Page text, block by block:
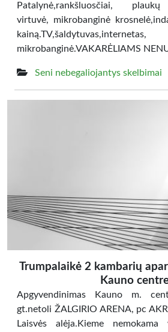
Patalynė,rankšluosčiai,
virtuvė, mikrobanginė
kainą.TV,šaldytuvas,internetas,
mikrobanginė.VAKARĖLIAMS
Seni nebegaliojantys skelbimai
Trumpalaikė 2 kambarių
Kauno
Apgyvendinimas Kauno m.
gt.netoli ŽALGIRIO ARENA, pc
Laisvės alėja.Kieme